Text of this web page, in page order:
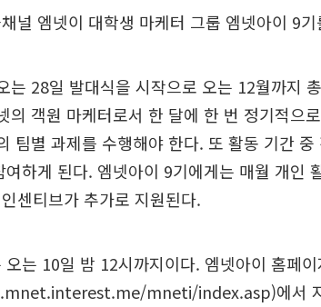
널 엠넷이 대학생 마케터 그룹 엠넷아이 9
는 28일 발대식을 시작으로 오는 12월까지
의 객원 마케터로서 한 달에 한 번 정기적으
팀별 과제를 수행해야 한다. 또 활동 기간
여하게 된다. 엠넷아이 9기에게는 매월 개인
센티브가 추가로 지원된다.
는 10일 밤 12시까지이다. 엠넷아이 홈페이
mneti/index.asp)에서 지